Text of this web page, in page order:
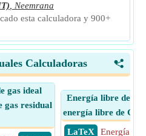
Neemrana
esta calculadora y 900+
<
Calculadoras
gas ideal
gas residual
Energía libre de
energía libre de
​ LaTeX
Energía